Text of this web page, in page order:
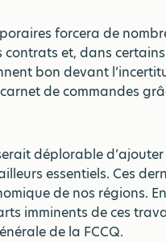
forcera de
et, dans certains
bon devant
de commandes
déplorable
essentiels. Ces
de nos régions.
imminents de ces
de la FCCQ.